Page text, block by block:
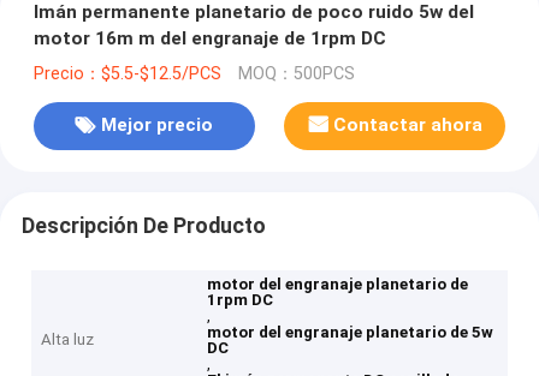
Imán permanente planetario de poco ruido 5w del
motor 16m m del engranaje de 1rpm DC
Precio：$5.5-$12.5/PCS MOQ：500PCS
Mejor precio Contactar ahora
Descripción De Producto
Alta luz
motor del engranaje planetario de
1rpm DC
,
motor del engranaje planetario de 5w
DC
,